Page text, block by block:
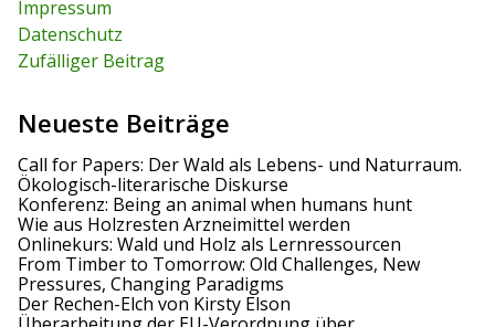
i
g
a
t
i
o
n
r
:
Impressum
Datenschutz
Zufälliger Beitrag
Neueste Beiträge
Call for Papers: Der Wald als Lebens- und Naturraum.
Ökologisch-literarische Diskurse
Konferenz: Being an animal when humans hunt
Wie aus Holzresten Arzneimittel werden
Onlinekurs: Wald und Holz als Lernressourcen
From Timber to Tomorrow: Old Challenges, New
Pressures, Changing Paradigms
Der Rechen-Elch von Kirsty Elson